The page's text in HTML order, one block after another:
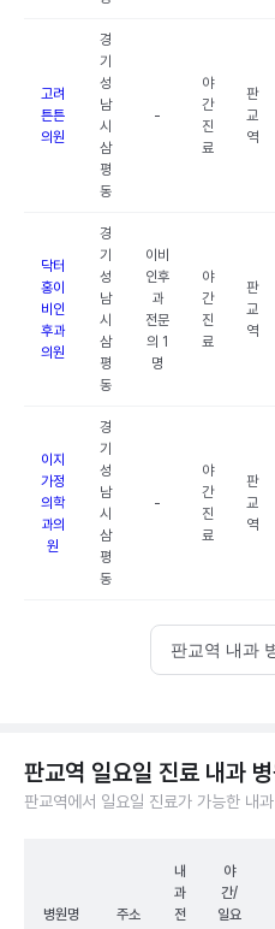
고려
튼튼
의원
경
기
성
남
시
삼
평
동
-
야
간
진
료
판
교
역
닥터
홍이
비인
후과
의원
경
기
성
남
시
삼
평
동
이비
인후
과
전문
의 1
명
야
간
진
료
판
교
역
이지
가정
의학
과의
원
경
기
성
남
시
삼
평
동
-
야
간
진
료
판
교
역
판교역 내과
판교역 일요일 진료 내과
판교역에서 일요일 진료가 가능한 내
병원명 주소
내
과
전
야
간/
일요